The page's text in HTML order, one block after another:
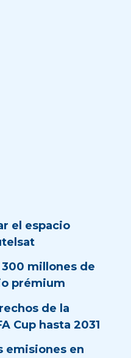
el espacio
millones de
prémium
de la
Cup hasta 2031
emisiones en